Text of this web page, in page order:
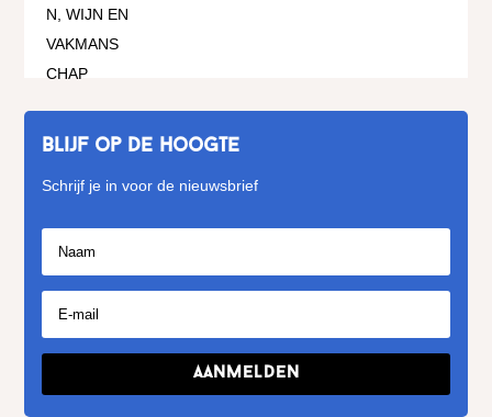
Blijf op de hoogte
Schrijf je in voor de nieuwsbrief
Aanmelden